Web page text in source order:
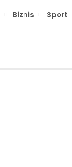
Biznis Sport